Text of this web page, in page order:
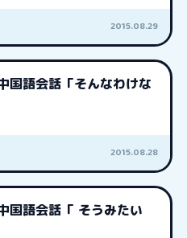
2015.08.29
国語会話「そんなわけな
2015.08.28
国語会話「 そうみたい